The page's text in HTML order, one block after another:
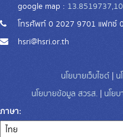
google map :
โทรศัพท์ 0 2027 9701 แฟกซ์
hsri@hsri.or.th
นโยบายเว็บไซต์ | น
นโยบายข้อมูล สวรส. | นโย
ภาษา